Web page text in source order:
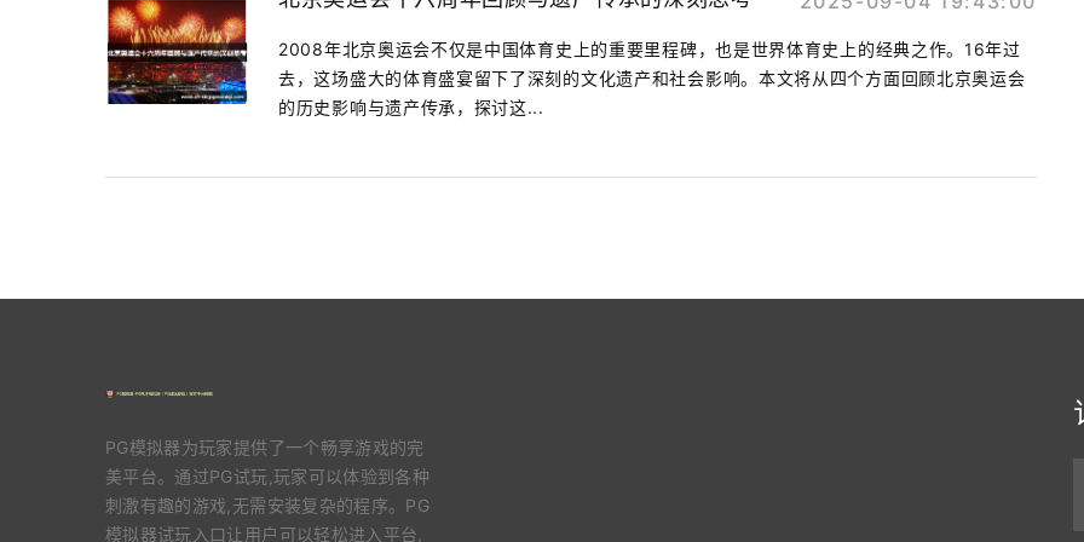
2008年北京奥运会不仅是中国体育史上的重要里程碑，也是世界体育史上的经典之作。16年过
去，这场盛大的体育盛宴留下了深刻的文化遗产和社会影响。本文将从四个方面回顾北京奥运会
的历史影响与遗产传承，探讨这...
PG模拟器为玩家提供了一个畅享游戏的完
美平台。通过PG试玩,玩家可以体验到各种
刺激有趣的游戏,无需安装复杂的程序。PG
模拟器试玩入口让用户可以轻松进入平台,